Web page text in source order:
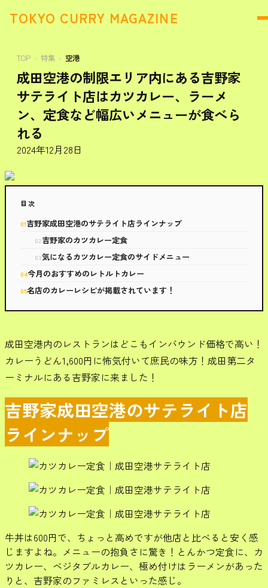
TOKYO CURRY MAGAZINE
TOP 特集 空港
成田空港の制限エリア内にある吉野家
サテライト店はカツカレー、ラーメ
ン、定食など幅広いメニューが食べら
れる
2024年12月28日
目次
吉野家成田空港のサテライト店ラインナップ
吉野家のカツカレー定食
気になるカツカレー定食のサイドメニュー
今月のおすすめのレトルトカレー
名店のカレーレシピが掲載されています！
成田空港内のレストランはどこもインバウンド価格で高い！
カレーうどん1,600円に怖気付いて庶民の味方！成田第二タ
ーミナルにある吉野家に来ました！
吉野家成田空港のサテライト店
ラインナップ
牛丼は600円で、ちょっと高めですが他店と比べると安く感
じますよね。メニューの抱負さに驚き！とんかつ定食に、カ
ツカレー、ベジタブルカレー、極め付けはラーメンがあった
りと、吉野家のファミレスといった感じ。